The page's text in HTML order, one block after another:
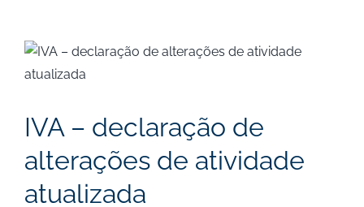
View
Larger
IVA – declaração de
alterações de atividade
atualizada